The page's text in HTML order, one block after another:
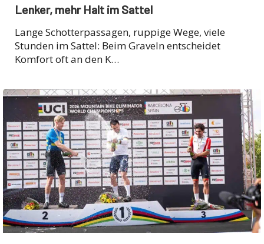
Lenker, mehr Halt im Sattel
Lange Schotterpassagen, ruppige Wege, viele
Stunden im Sattel: Beim Graveln entscheidet
Komfort oft an den K…